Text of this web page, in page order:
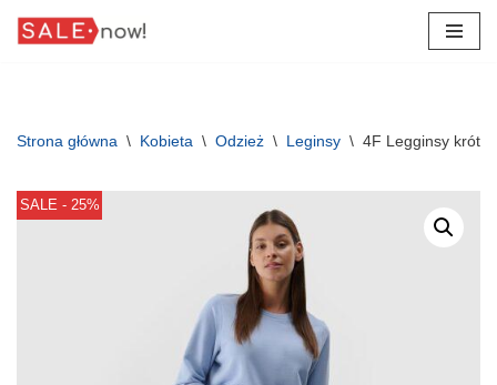
Strona główna \ Kobieta \ Odzież \ Leginsy \ 4F Legginsy
SALE - 25%